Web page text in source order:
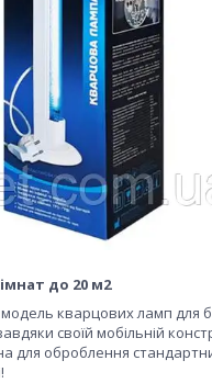
до 20 м2
кварцових ламп для
своїй мобільній
для оброблення